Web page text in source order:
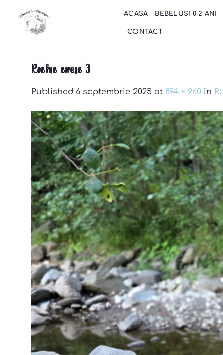
content
ACASA BEBELUSI 0-2 ANI
CONTACT
Rochie cirese 3
Published 6 septembrie 2025 at 894 × 960 in